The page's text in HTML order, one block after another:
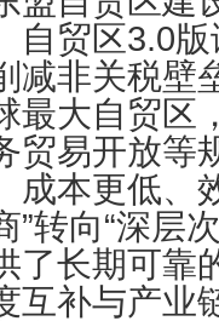
自贸区3.0
减非关税壁
最大自贸区
贸易开放等
成本更低、
”转向“深层
了长期可靠
互补与产业